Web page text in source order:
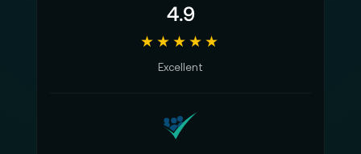
4.9
★★★★★
Excellent